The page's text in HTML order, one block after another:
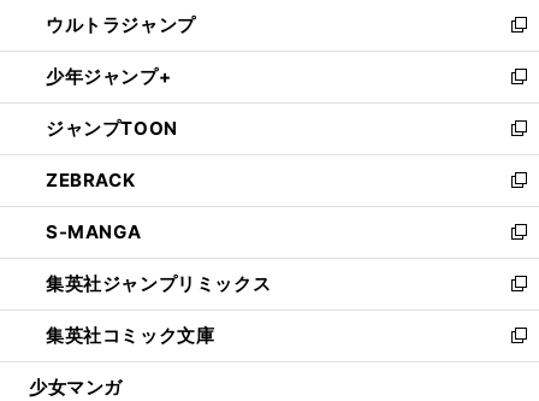
く
で
開
く
ド
ウ
で
開
く
ィ
ン
ド
ウ
で
開
く
い
ウ
ィ
ン
ド
ウ
で
開
く
ウルトラジャンプ
新
し
い
ウ
ィ
ン
ド
ウ
で
開
く
少年ジャンプ+
新
し
い
ウ
ィ
ン
ド
ウ
で
開
く
ジャンプTOON
新
し
い
ウ
ィ
ン
ド
ウ
で
開
ZEBRACK
新
し
い
ウ
ィ
ン
ド
ウ
S-MANGA
新
し
い
ウ
ィ
ン
集英社ジャンプリミックス
新
し
い
ウ
集英社コミック文庫
新
し
少女マンガ